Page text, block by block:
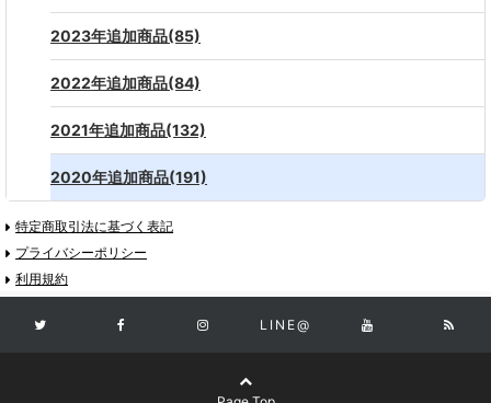
2023年追加商品(85)
2022年追加商品(84)
2021年追加商品(132)
2020年追加商品(191)
特定商取引法に基づく表記
プライバシーポリシー
利用規約
LINE@